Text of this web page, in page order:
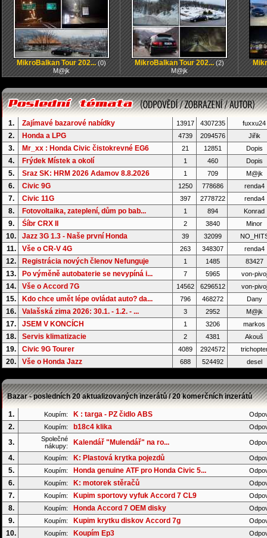
MikroBalkan Tour 202...(0)
M@jk
MikroBalkan Tour 202...(2)
M@jk
1. Zajímavé bazarové nabídky 13917 4307235 fuxxu24
2. Honda a LPG 4739 2094576 Jiřik
3. Mr_xx : Honda Civic čistokrevné EG6 21 12851 Dopis
4. Frýdek Místek a okolí 1 460 Dopis
5. Sraz SK: HRM 2026 Adamov 8.8.2026 1 709 M@jk
6. Civic 9G 1250 778686 renda4
7. Civic 11G 397 2778722 renda4
8. Fotovoltaika, zateplení, dům po bab... 1 894 Konrad
9. Śíbr CRX II 2 3840 Minor
10. Jazz 3G 1.3 - Naše první Honda 39 32099
11. Vše o CR-V 4G 263 348307 renda4
12. Registrácia nových členov Nefunguje 1 1485 83427
13. Po výměně autobaterie se nevypíná i... 7 5965 von-pivoj
14. Vše o Accord 7G 14562 6296512 von-pivoj
15. Kdo chce umět lépe ovládat auto? da... 796 468272 Dany
16. Valašská zima 2026: 30.1. - 1.2. - ... 3 2952 M@jk
17. JSEM V KONCÍCH 1 3206 markos
18. Servis klimatizacie 2 4381 Akouš
19. Civic 9G Tourer 4089 2924572
20. Vše o Honda Jazz 688 524492 desel
Bazar - posledních 20 aktualizovaných inzerátů / 20 komerčních inzerátů
1. Koupím: K : targa - PZ čidlo ABS
2. Koupím: b18c4 klika
3.
Společné
nákupy:
Kalendář "Mulendář" na ro...
4. Koupím: K: Plastová krytka pojezdů
5. Koupím: Honda genuine ATF pro Honda Civic 5...
6. Koupím: K: motorek stěračů
7. Koupím: Kupim sportovy vyfuk Accord 7 CL9
8. Koupím: Honda Accord 7 OEM disky
9. Koupím: Kupim krytku diskov Accord 7g
10. Koupím: Koupím Ep3